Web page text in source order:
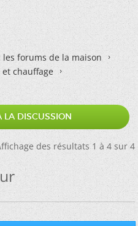
les forums de la maison
chauffage
LA DISCUSSION
des résultats 1 à 4 sur 4